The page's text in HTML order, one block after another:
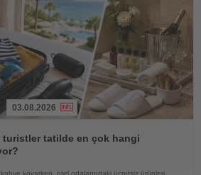
03.08.2026
turistler tatilde en çok hangi
koyarken, otel odalarındaki ücretsiz ürünleri